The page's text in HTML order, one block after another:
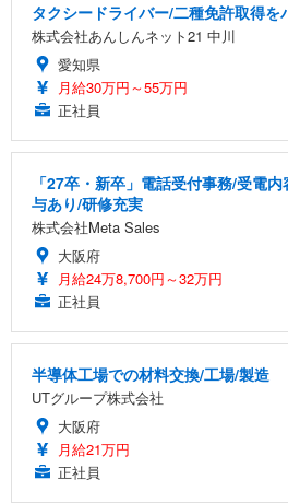
タクシードライバー/二種免許取得を
株式会社あんしんネット21 中川
愛知県
月給30万円～55万円
正社員
「27卒・新卒」電話受付事務/受電
与あり/研修充実
株式会社Meta Sales
大阪府
月給24万8,700円～32万円
正社員
半導体工場での材料交換/工場/製造
UTグループ株式会社
大阪府
月給21万円
正社員